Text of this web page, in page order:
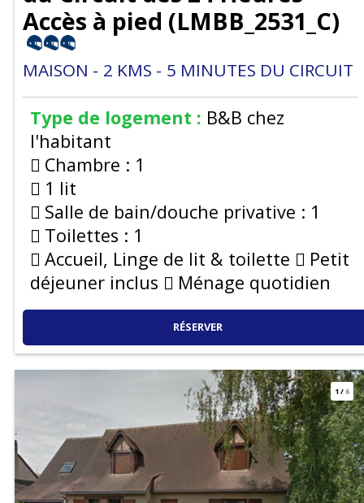
Accès à pied (LMBB_2531_C)
MAISON 2 KMS 5 MINUTES DU CIRCUIT
Type de logement : B&B chez
l'habitant
Chambre : 1
1 lit
Salle de bain/douche privative : 1
Toilettes : 1
Accueil, Linge de lit & toilette
Petit
déjeuner inclus
Ménage quotidien
RÉSERVER
1/6